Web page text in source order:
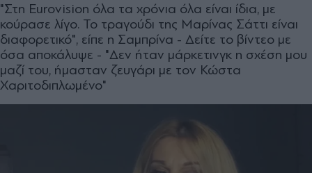
"Στη Eurovision όλα τα χρόνια όλα είναι ίδια, με
κούρασε λίγο. Το τραγούδι της Μαρίνας Σάττι είναι
διαφορετικό", είπε η Σαμπρίνα - Δείτε το βίντεο με
όσα αποκάλυψε - "Δεν ήταν μάρκετινγκ η σχέση μου
μαζί του, ήμασταν ζευγάρι με τον Κώστα
Χαριτοδιπλωμένο"